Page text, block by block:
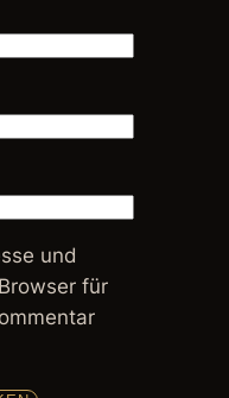
und
für